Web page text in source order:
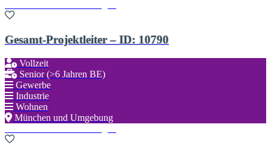
Gesamt-Projektleiter – ID: 10790
Vollzeit
Senior (>6 Jahren BE)
Gewerbe
Industrie
Wohnen
München und Umgebung